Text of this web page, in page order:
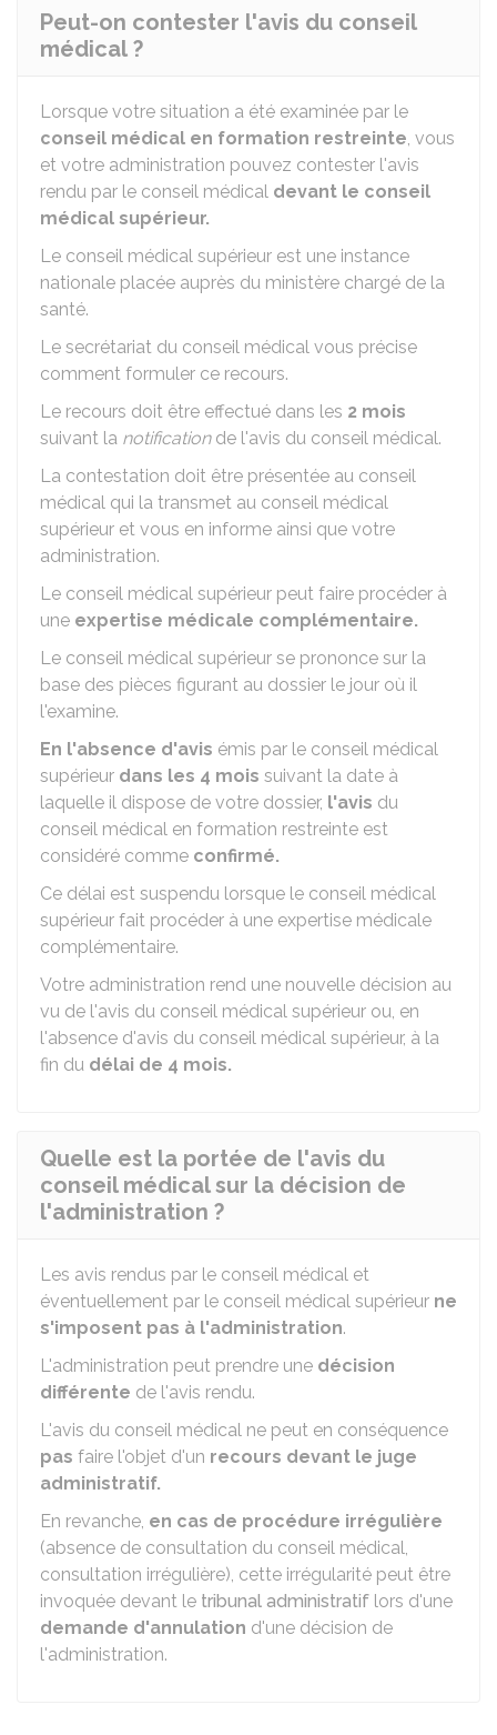
Peut-on contester l'avis du conseil
médical ?
Lorsque votre situation a été examinée par le
conseil médical en formation restreinte, vous
et votre administration pouvez contester l'avis
rendu par le conseil médical devant le conseil
médical supérieur.
Le conseil médical supérieur est une instance
nationale placée auprès du ministère chargé de la
santé.
Le secrétariat du conseil médical vous précise
comment formuler ce recours.
Le recours doit être effectué dans les 2 mois
suivant la notificationde l'avis du conseil médical.
La contestation doit être présentée au conseil
médical qui la transmet au conseil médical
supérieur et vous en informe ainsi que votre
administration.
Le conseil médical supérieur peut faire procéder à
une expertise médicale complémentaire.
Le conseil médical supérieur se prononce sur la
base des pièces figurant au dossier le jour où il
l'examine.
En l'absence d'avis émis par le conseil médical
supérieur dans les 4 mois suivant la date à
laquelle il dispose de votre dossier, l'avis du
conseil médical en formation restreinte est
considéré comme confirmé.
Ce délai est suspendu lorsque le conseil médical
supérieur fait procéder à une expertise médicale
complémentaire.
Votre administration rend une nouvelle décision au
vu de l'avis du conseil médical supérieur ou, en
l'absence d'avis du conseil médical supérieur, à la
fin du délai de 4 mois.
Quelle est la portée de l'avis du
conseil médical sur la décision de
l'administration ?
Les avis rendus par le conseil médical et
éventuellement par le conseil médical supérieur ne
s'imposent pas à l'administration.
L'administration peut prendre une décision
différente de l'avis rendu.
L'avis du conseil médical ne peut en conséquence
pas faire l'objet d'un recours devant le juge
administratif.
En revanche, en cas de procédure irrégulière
(absence de consultation du conseil médical,
consultation irrégulière), cette irrégularité peut être
invoquée devant le tribunal administratif lors d'une
demande d'annulation d'une décision de
l'administration.